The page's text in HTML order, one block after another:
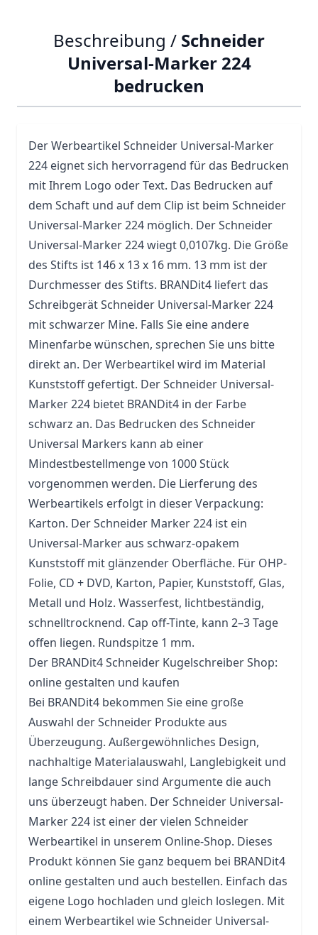
Beschreibung / Schneider
Universal-Marker 224
bedrucken
Der Werbeartikel Schneider Universal-Marker
224 eignet sich hervorragend für das Bedrucken
mit Ihrem Logo oder Text. Das Bedrucken auf
dem Schaft und auf dem Clip ist beim Schneider
Universal-Marker 224 möglich. Der Schneider
Universal-Marker 224 wiegt 0,0107kg. Die Größe
des Stifts ist 146 x 13 x 16 mm. 13 mm ist der
Durchmesser des Stifts. BRANDit4 liefert das
Schreibgerät Schneider Universal-Marker 224
mit schwarzer Mine. Falls Sie eine andere
Minenfarbe wünschen, sprechen Sie uns bitte
direkt an. Der Werbeartikel wird im Material
Kunststoff gefertigt. Der Schneider Universal-
Marker 224 bietet BRANDit4 in der Farbe
schwarz an. Das Bedrucken des Schneider
Universal Markers kann ab einer
Mindestbestellmenge von 1000 Stück
vorgenommen werden. Die Lierferung des
Werbeartikels erfolgt in dieser Verpackung:
Karton. Der Schneider Marker 224 ist ein
Universal-Marker aus schwarz-opakem
Kunststoff mit glänzender Oberfläche. Für OHP-
Folie, CD + DVD, Karton, Papier, Kunststoff, Glas,
Metall und Holz. Wasserfest, lichtbeständig,
schnelltrocknend. Cap off-Tinte, kann 2–3 Tage
offen liegen. Rundspitze 1 mm.
Der BRANDit4 Schneider Kugelschreiber Shop:
online gestalten und kaufen
Bei BRANDit4 bekommen Sie eine große
Auswahl der Schneider Produkte aus
Überzeugung. Außergewöhnliches Design,
nachhaltige Materialauswahl, Langlebigkeit und
lange Schreibdauer sind Argumente die auch
uns überzeugt haben. Der Schneider Universal-
Marker 224 ist einer der vielen Schneider
Werbeartikel in unserem Online-Shop. Dieses
Produkt können Sie ganz bequem bei BRANDit4
online gestalten und auch bestellen. Einfach das
eigene Logo hochladen und gleich loslegen. Mit
einem Werbeartikel wie Schneider Universal-